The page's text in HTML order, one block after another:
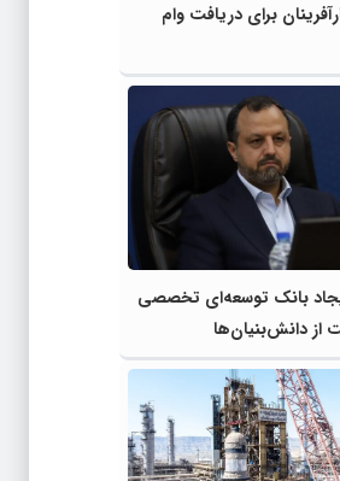
برای دریافت وام
بانک توسعه‌ای تخصصی
از دانش‌بنیان‌ها